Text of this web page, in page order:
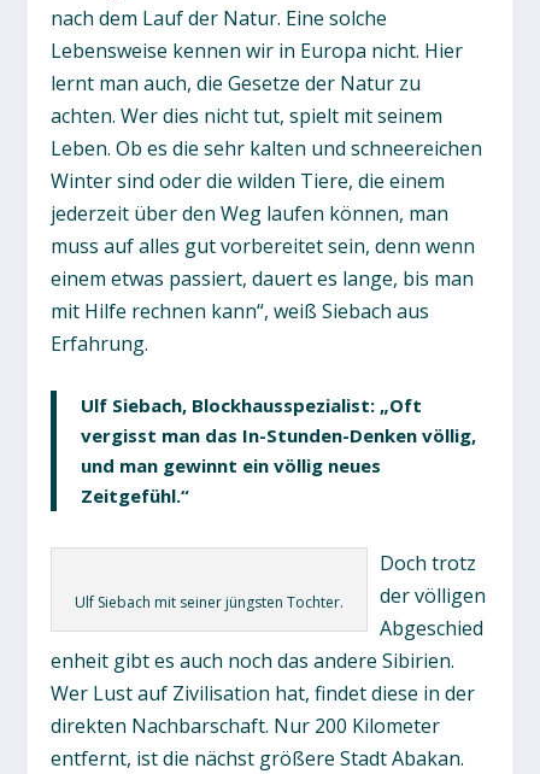
nach dem Lauf der Natur. Eine solche
Lebensweise kennen wir in Europa nicht. Hier
lernt man auch, die Gesetze der Natur zu
achten. Wer dies nicht tut, spielt mit seinem
Leben. Ob es die sehr kalten und schneereichen
Winter sind oder die wilden Tiere, die einem
jederzeit über den Weg laufen können, man
muss auf alles gut vorbereitet sein, denn wenn
einem etwas passiert, dauert es lange, bis man
mit Hilfe rechnen kann“, weiß Siebach aus
Erfahrung.
Ulf Siebach, Blockhausspezialist: „Oft
vergisst man das In-Stunden-Denken völlig,
und man gewinnt ein völlig neues
Zeitgefühl.“
Ulf Siebach mit seiner jüngsten Tochter.
Doch trotz
der völligen
Abgeschied
enheit gibt es auch noch das andere Sibirien.
Wer Lust auf Zivilisation hat, findet diese in der
direkten Nachbarschaft. Nur 200 Kilometer
entfernt, ist die nächst größere Stadt Abakan.